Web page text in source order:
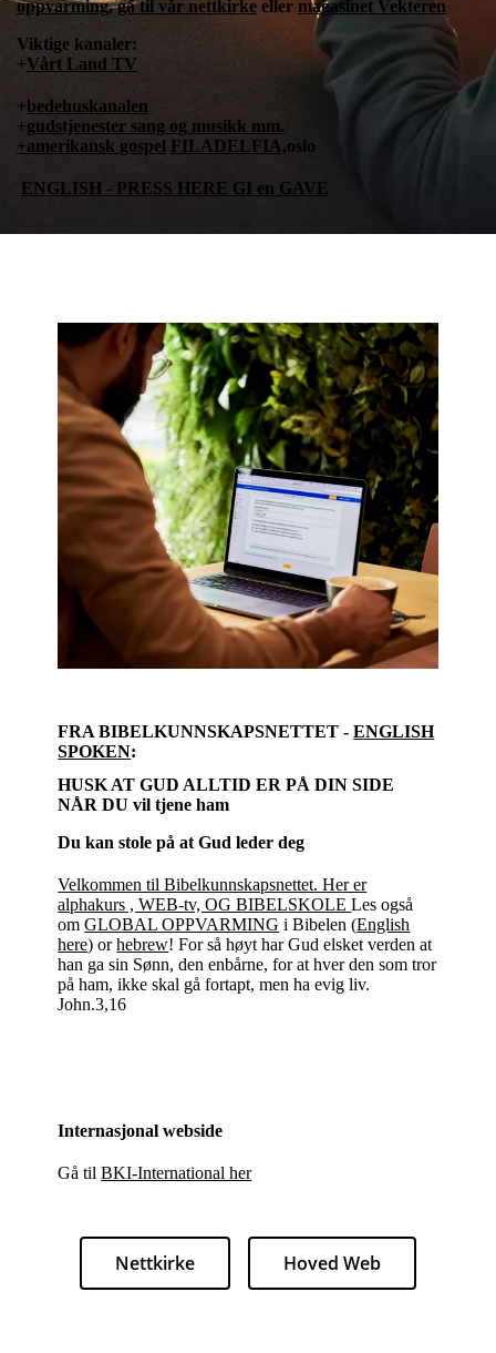
oppvarming,gå til vår nettkirke eller magasinet Vekteren
Viktige kanaler:
+Vårt Land TV
+bedehuskanalen
+gudstjenester sang og musikk mm.
+amerikansk gospel FILADELFIA,oslo
ENGLISH - PRESS HERE GI en GAVE
FRA BIBELKUNNSKAPSNETTET -ENGLISH
SPOKEN:
HUSK AT GUD ALLTID ER PÅ DIN SIDE
NÅR DU vil tjene ham
Du kan stole på at Gud leder deg
Velkommen til Bibelkunnskapsnettet. Her er
alphakurs , WEB-tv, OG BIBELSKOLELes også
omGLOBAL OPPVARMING i Bibelen (English
here) orhebrew! For så høyt har Gud elsket verden at
han ga sin Sønn, den enbårne, for at hver den som tror
på ham, ikke skal gå fortapt, men ha evig liv.
John.3,16
Internasjonal webside
Gå tilBKI-International her
Nettkirke Hoved Web